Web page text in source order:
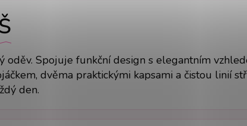
oděv. Spojuje funkční design s elegantním
dvěma praktickými kapsami a čistou linií
den.